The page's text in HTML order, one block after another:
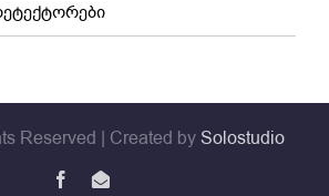
Reserved | Created bySolostudio
Facebook
ელ-